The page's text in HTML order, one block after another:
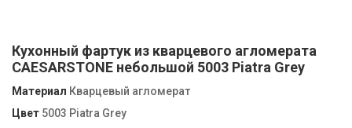
Кухонный фартук из кварцевого агломерата
CAESARSTONE небольшой 5003 Piatra Grey
Материал Кварцевый агломерат
Цвет 5003 Piatra Grey